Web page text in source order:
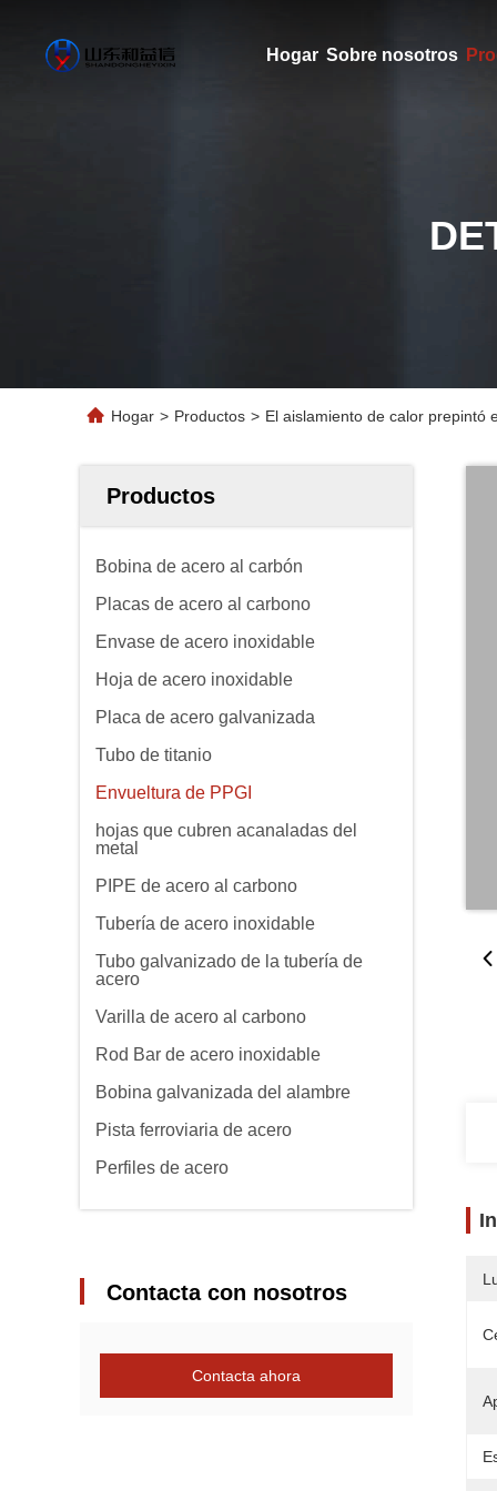
Hogar Sobre nosotros
Hogar > Productos > El aislamiento de calor prepintó
Productos
Bobina de acero al carbón
Placas de acero al carbono
Envase de acero inoxidable
Hoja de acero inoxidable
Placa de acero galvanizada
Tubo de titanio
Envueltura de PPGI
hojas que cubren acanaladas del
metal
PIPE de acero al carbono
Tubería de acero inoxidable
Tubo galvanizado de la tubería de
acero
Varilla de acero al carbono
Rod Bar de acero inoxidable
Bobina galvanizada del alambre
Pista ferroviaria de acero
Perfiles de acero
Contacta con nosotros
Contacta ahora